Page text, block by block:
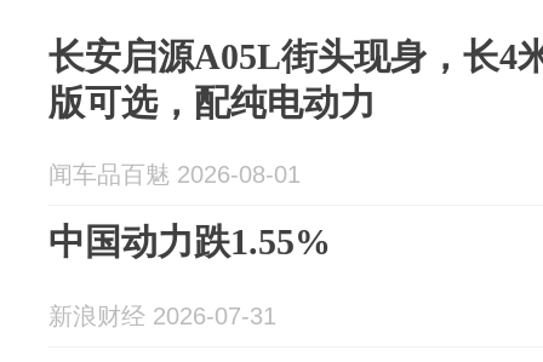
长安启源A05L街头现身，长4
版可选，配纯电动力
闻车品百魅 2026-08-01
中国动力跌1.55%
新浪财经 2026-07-31